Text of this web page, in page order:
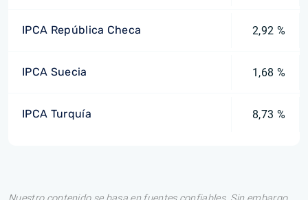
IPCA República Checa 2,92 %
IPCA Suecia 1,68 %
IPCA Turquía 8,73 %